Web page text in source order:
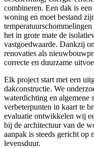
combineren. Een dak is
woning en moet bestand
het in grote mate de
vastgoedwaarde. Dankzij
renovaties als
correcte en duurzame
Elk project start met een
dakconstructie. We
waterdichting en algemene
verbeterpunten in kaart te
evaluatie ontwikkelen wij
bij de architectuur van de
aanpak is steeds gericht op
levensduur.